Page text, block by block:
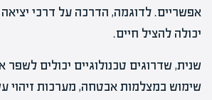
אפשריים. לדוגמה, הדרכה על דרכי
יכולה להציל חיים.
שנית, שדרוגים טכנולוגיים יכולים
שימוש במצלמות אבטחה, מערכות זיהוי